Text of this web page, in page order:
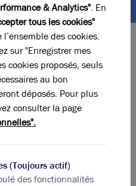
pour votreprojet
le marché de
& Analytics". En
tous les cookies"
des cookies.
sur "Enregistrer mes
cookies proposés, seuls
au bon
déposés. Pour plus
consulter la page
(Toujours actif)
des fonctionnalités